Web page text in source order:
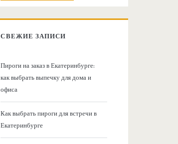
:
СВЕЖИЕ ЗАПИСИ
Пироги на заказ в Екатеринбурге:
как выбрать выпечку для дома и
офиса
Как выбрать пироги для встречи в
Екатеринбурге